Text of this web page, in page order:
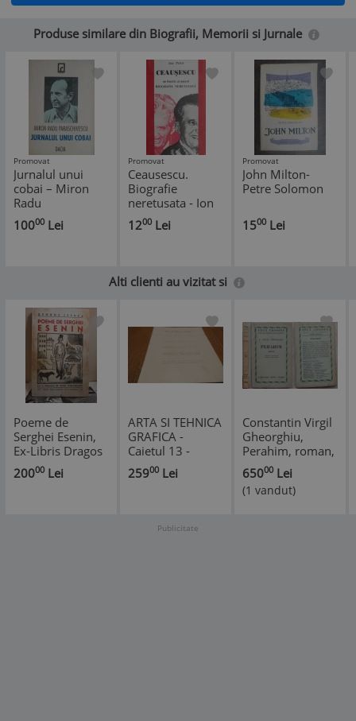
Produse similare din Biografii, Memorii si Jurnale
Promovat
Jurnalul unui
cobai – Miron
Radu
Paraschivescu
10000 Lei
Promovat
Ceausescu.
Biografie
neretusata - Ion
Petcu
1200 Lei
Promovat
John Milton-
Petre Solomon
1500 Lei
Alti clienti au vizitat si
Poeme de
Serghei Esenin,
Ex-Libris Dragos
Morarescu
(Coperta de
20000 Lei
ARTA SI TEHNICA
GRAFICA -
Caietul 13 -
Septembrie-
Decembrie 1940
gravuri originale;
THEODOR
25900 Lei
Constantin Virgil
Gheorghiu,
Perahim, roman,
Editura Plon,
Paris, 1961, cu
autograf catre
65000 Lei
(1 vandut)
Publicitate